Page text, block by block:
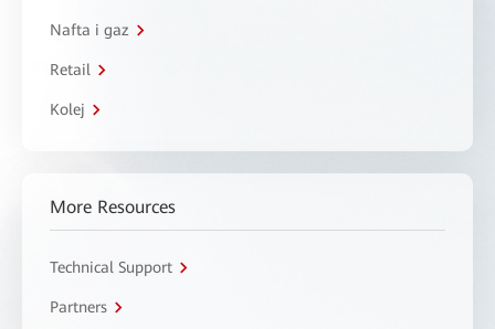
Nafta i gaz
Retail
Kolej
More Resources
Technical Support
Partners